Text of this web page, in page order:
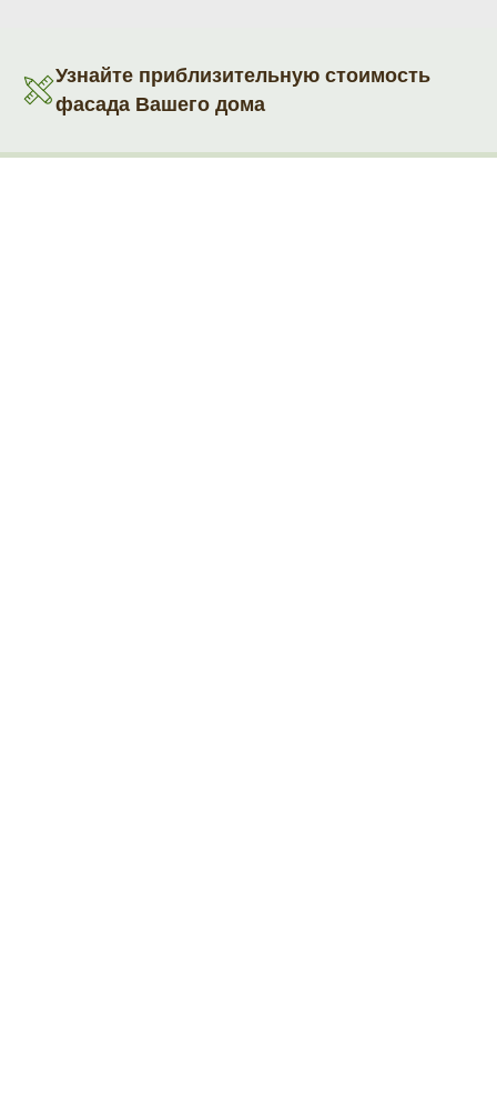
Узнайте приблизительную стоимость
фасада Вашего дома